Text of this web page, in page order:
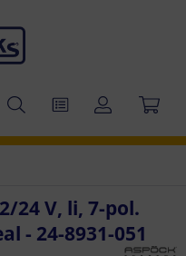
24 V, li, 7-pol.
- 24-8931-051